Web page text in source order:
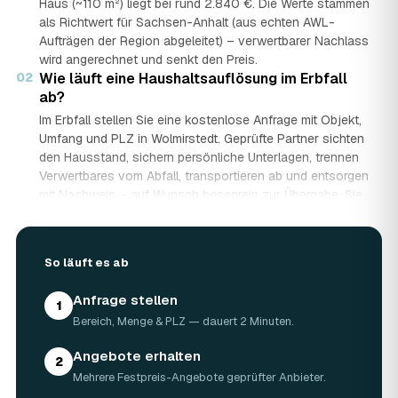
Haus (~110 m²) liegt bei rund 2.840 €. Die Werte stammen
als Richtwert für Sachsen-Anhalt (aus echten AWL-
Aufträgen der Region abgeleitet) – verwertbarer Nachlass
wird angerechnet und senkt den Preis.
02 Wie läuft eine Haushaltsauflösung im Erbfall
ab?
Im Erbfall stellen Sie eine kostenlose Anfrage mit Objekt,
Umfang und PLZ in Wolmirstedt. Geprüfte Partner sichten
den Hausstand, sichern persönliche Unterlagen, trennen
Verwertbares vom Abfall, transportieren ab und entsorgen
mit Nachweis – auf Wunsch besenrein zur Übergabe. Sie
Ruhe, gerade wenn mehrere Erben beteiligt sind.
angerechnet?
Ja. Antiquitäten, Möbel, Schmuck und ganze Sammlungen
aus dem Nachlass werden fachkundig begutachtet und
auf den Preis angerechnet. Bei wertvollem Hausstand
kann die Haushaltsauflösung in Wolmirstedt dadurch
nahezu kostenneutral werden – in Einzelfällen bis hin zu
Nullkosten.
So läuft es ab
1 Anfrage stellen
Bereich, Menge & PLZ — dauert 2 Minuten.
2 Angebote erhalten
Mehrere Festpreis-Angebote geprüfter Anbieter.